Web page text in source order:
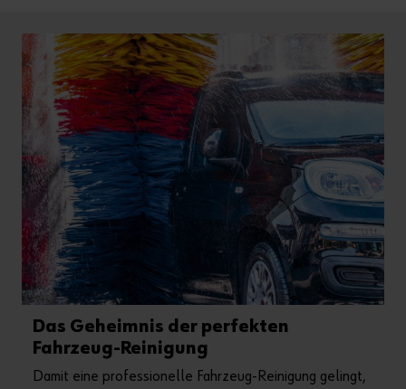
Das Geheimnis der perfekten
Fahrzeug-Reinigung
Damit eine professionelle Fahrzeug-Reinigung gelingt,